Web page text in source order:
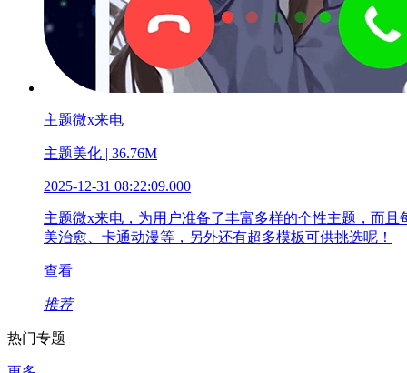
主题微x来电
主题美化 | 36.76M
2025-12-31 08:22:09.000
主题微x来电，为用户准备了丰富多样的个性主题，而
美治愈、卡通动漫等，另外还有超多模板可供挑选呢！
查看
推荐
热门专题